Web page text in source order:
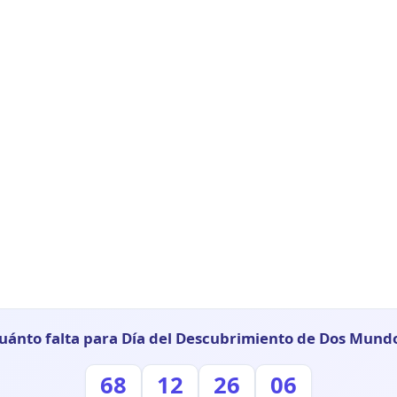
falta para Día del Descubrimiento de Dos
68 12 26 05